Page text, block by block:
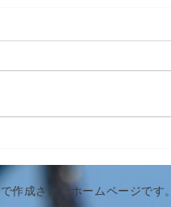
作成されたホームページです。